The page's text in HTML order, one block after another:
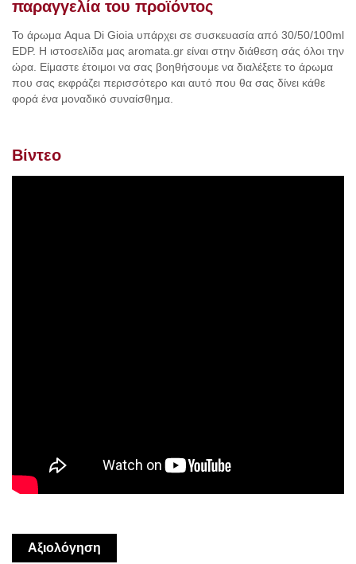
παραγγελία του προϊόντος
Το άρωμα Aqua Di Gioia υπάρχει σε συσκευασία από 30/50/100ml
EDP. Η ιστοσελίδα μας aromata.gr είναι στην διάθεση σάς όλοι την
ώρα. Είμαστε έτοιμοι να σας βοηθήσουμε να διαλέξετε το άρωμα
που σας εκφράζει περισσότερο και αυτό που θα σας δίνει κάθε
φορά ένα μοναδικό συναίσθημα.
Βίντεο
Αξιολόγηση